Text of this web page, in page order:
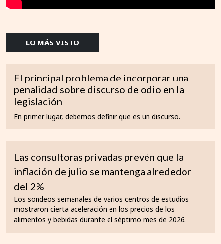
LO MÁS VISTO
El principal problema de incorporar una
penalidad sobre discurso de odio en la
legislación
En primer lugar, debemos definir que es un discurso.
Las consultoras privadas prevén que la
inflación de julio se mantenga alrededor
del 2%
Los sondeos semanales de varios centros de estudios
mostraron cierta aceleración en los precios de los
alimentos y bebidas durante el séptimo mes de 2026.